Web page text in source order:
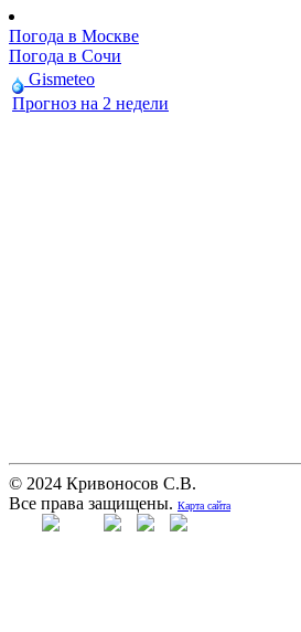
Погода в Москве
Погода в Сочи
Gismeteo
Прогноз на 2 недели
© 2024 Кривоносов С.В.
Все права защищены. Карта сайта